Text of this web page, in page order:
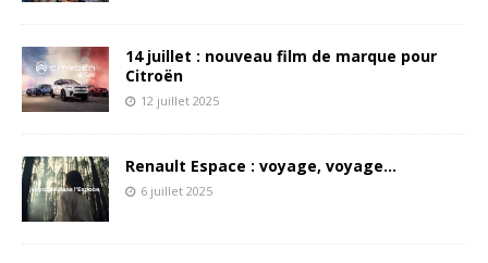
14 juillet : nouveau film de marque pour
Citroën
12 juillet 2025
Renault Espace : voyage, voyage…
6 juillet 2025